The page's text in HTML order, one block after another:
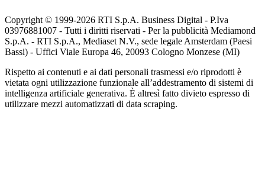
Copyright © 1999-2026 RTI S.p.A. Business Digital - P.Iva
03976881007 - Tutti i diritti riservati - Per la pubblicità Mediamond
S.p.A. - RTI S.p.A., Mediaset N.V., sede legale Amsterdam (Paesi
Bassi) - Uffici Viale Europa 46, 20093 Cologno Monzese (MI)
Rispetto ai contenuti e ai dati personali trasmessi e/o riprodotti è
vietata ogni utilizzazione funzionale all’addestramento di sistemi di
intelligenza artificiale generativa. È altresì fatto divieto espresso di
utilizzare mezzi automatizzati di data scraping.